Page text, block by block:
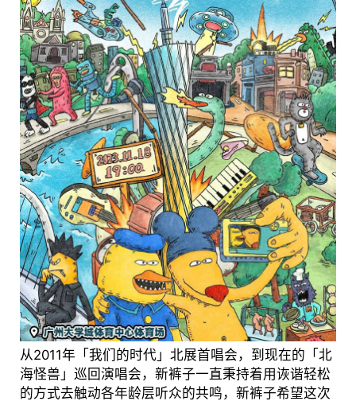
从2011年「我们的时代」北展首唱会，到现在的「北
海怪兽」巡回演唱会，新裤子一直秉持着用诙谐轻松
的方式去触动各年龄层听众的共鸣，新裤子希望这次